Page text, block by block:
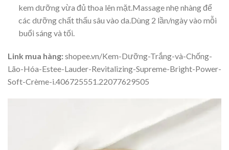
kem dưỡng vừa đủ thoa lên mặt.Massage nhẹ nhàng để
các dưỡng chất thấu sâu vào da.Dùng 2 lần/ngày vào mỗi
buổi sáng và tối.
Link mua hàng:shopee.vn/Kem-Dưỡng-Trắng-và-Chống-
Lão-Hóa-Estee-Lauder-Revitalizing-Supreme-Bright-Power-
Soft-Crème-i.406725551.22077629505